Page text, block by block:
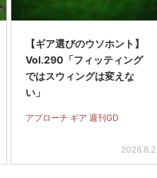
【ギア選びのウソホント】
Vol.290「フィッティング
ではスウィングは変えな
い」
アプローチ ギア 週刊GD
2026.8.2